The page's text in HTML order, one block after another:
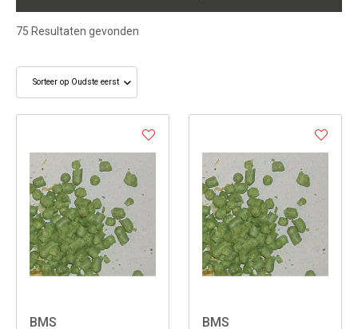
75 Resultaten gevonden
BMS
BMS